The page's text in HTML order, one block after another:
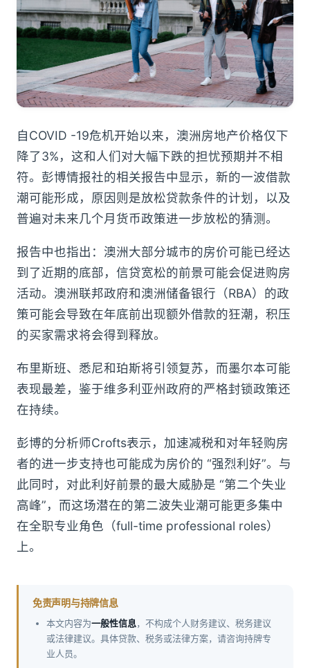
自COVID -19危机开始以来，澳洲房地产价格仅下
降了3%，这和人们对大幅下跌的担忧预期并不相
符。彭博情报社的相关报告中显示，新的一波借款
潮可能形成，原因则是放松贷款条件的计划，以及
普遍对未来几个月货币政策进一步放松的猜测。
报告中也指出：澳洲大部分城市的房价可能已经达
到了近期的底部，信贷宽松的前景可能会促进购房
活动。澳洲联邦政府和澳洲储备银行（RBA）的政
策可能会导致在年底前出现额外借款的狂潮，积压
的买家需求将会得到释放。
布里斯班、悉尼和珀斯将引领复苏，而墨尔本可能
表现最差，鉴于维多利亚州政府的严格封锁政策还
在持续。
彭博的分析师Crofts表示，加速减税和对年轻购房
者的进一步支持也可能成为房价的 “强烈利好”。与
此同时，对此利好前景的最大威胁是 “第二个失业
高峰”，而这场潜在的第二波失业潮可能更多集中
在全职专业角色（full-time professional roles）
上。
免责声明与持牌信息
本文内容为一般性信息，不构成个人财务建议、税务建议
或法律建议。具体贷款、税务或法律方案，请咨询持牌专
业人员。